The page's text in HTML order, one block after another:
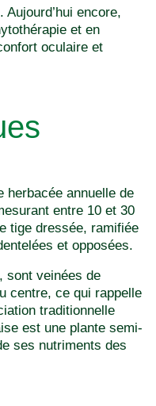
encore,
et en
oculaire et
herbacée annuelle de
entre 10 et 30
tige dressée, ramifiée
et opposées.
sont veinées de
centre, ce qui rappelle
traditionnelle
est une plante semi-
ses nutriments des